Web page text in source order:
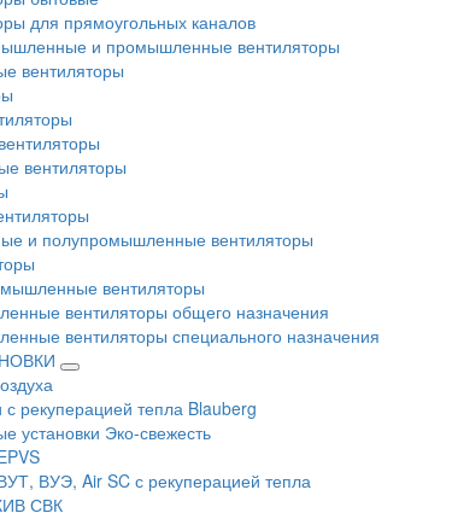
для прямоугольных каналов
и промышленные вентиляторы
вентиляторы
вентиляторы
и полупромышленные вентиляторы
вентиляторы
вентиляторы общего назначения
вентиляторы специального назначения
рекуперацией тепла Blauberg
установки Эко-свежесть
ВУЭ, Air SC с рекуперацией тепла
СВК